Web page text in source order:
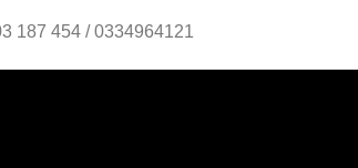
187 454 / 0334964121